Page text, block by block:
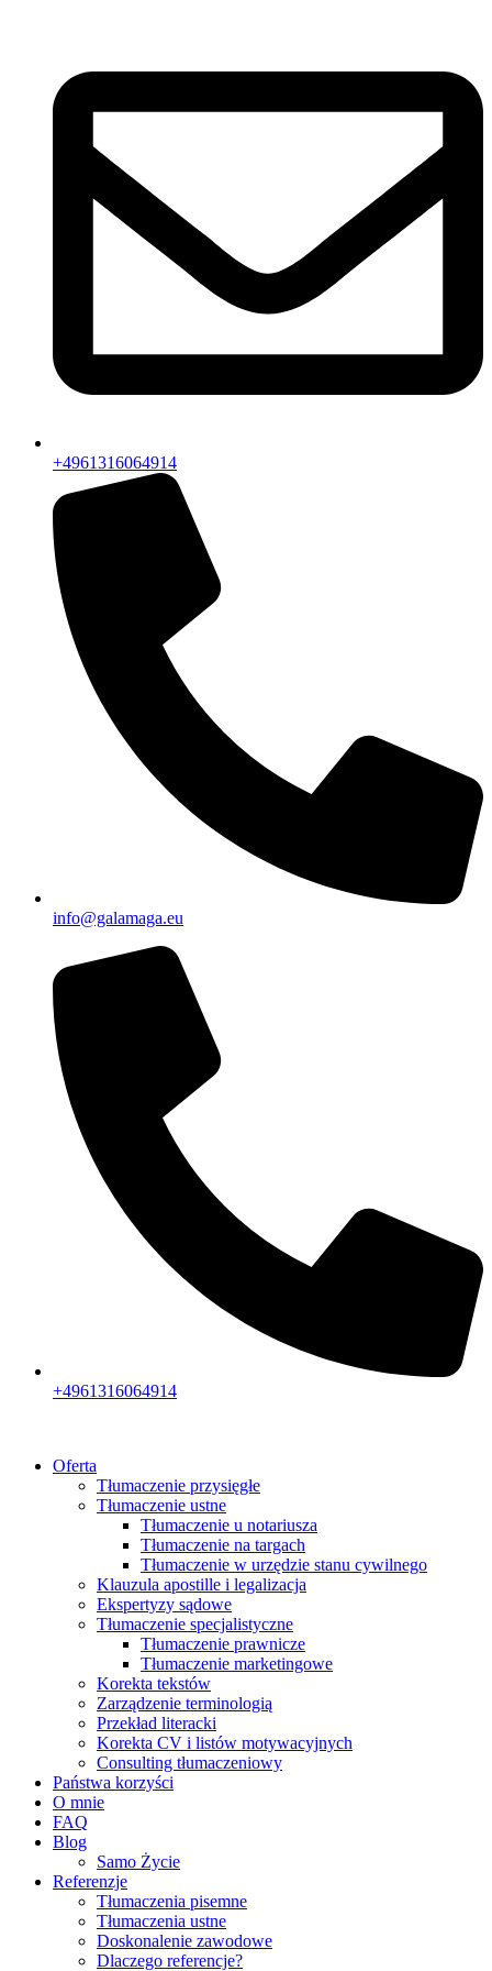
+4961316064914
info@galamaga.eu
+4961316064914
Oferta
Tłumaczenie przysięgłe
Tłumaczenie ustne
Tłumaczenie u notariusza
Tłumaczenie na targach
Tłumaczenie w urzędzie stanu cywilnego
Klauzula apostille i legalizacja
Ekspertyzy sądowe
Tłumaczenie specjalistyczne
Tłumaczenie prawnicze
Tłumaczenie marketingowe
Korekta tekstów
Zarządzenie terminologią
Przekład literacki
Korekta CV i listów motywacyjnych
Consulting tłumaczeniowy
Państwa korzyści
O mnie
FAQ
Blog
Samo Życie
Referenzje
Tłumaczenia pisemne
Tłumaczenia ustne
Doskonalenie zawodowe
Dlaczego referencje?